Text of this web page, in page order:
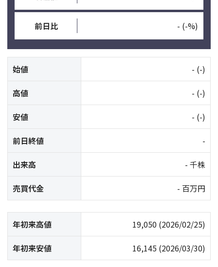
前日比 - (-%)
始値 - (-)
高値 - (-)
安値 - (-)
前日終値 -
出来高 - 千株
売買代金 - 百万円
年初来高値 19,050 (2026/02/25)
年初来安値 16,145 (2026/03/30)